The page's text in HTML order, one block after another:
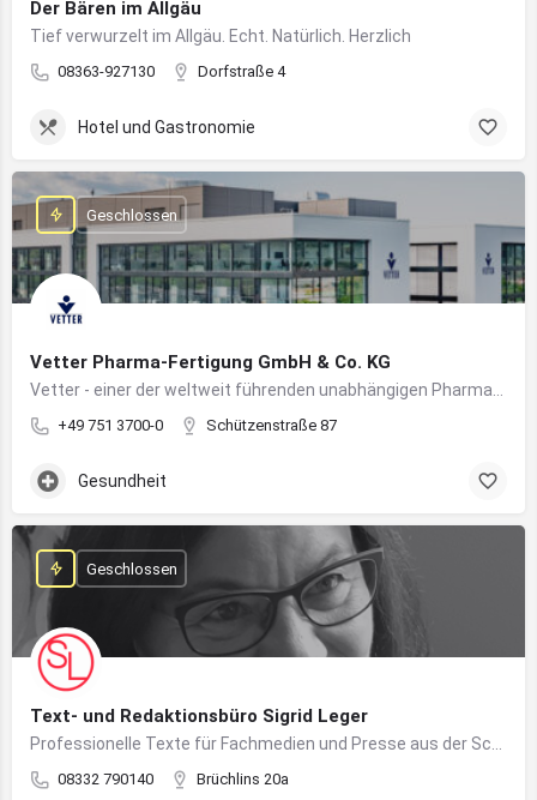
Der Bären im Allgäu
Tief verwurzelt im Allgäu. Echt. Natürlich. Herzlich
08363-927130 Dorfstraße 4
Hotel und Gastronomie
Vetter Pharma-Fertigung GmbH & Co. KG
+49 751 3700-0 Schützenstraße 87
Geschlossen
Gesundheit
Text- und Redaktionsbüro Sigrid Leger
08332 790140 Brüchlins 20a
Geschlossen